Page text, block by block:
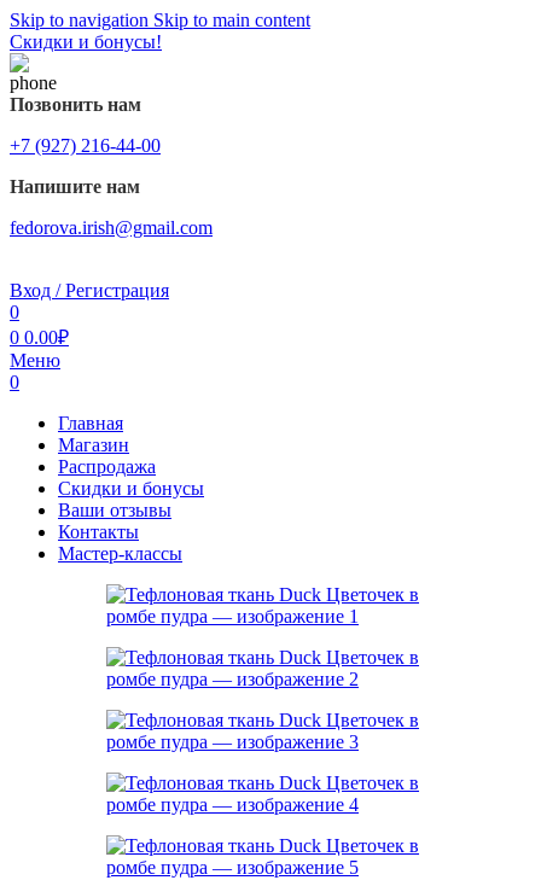
Skip to navigation Skip to main content
Скидки и бонусы!
Позвонить нам
+7 (927) 216-44-00
Напишите нам
fedorova.irish@gmail.com
Вход / Регистрация
0
0 0.00₽
Меню
0
Главная
Магазин
Распродажа
Cкидки и бонусы
Ваши отзывы
Контакты
Мастер-классы